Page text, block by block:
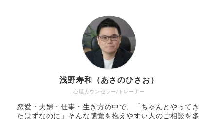
心理カウンセラー/トレーナー
浅野寿和（あさのひさお）
恋愛・夫婦・仕事・生き方の中で、「ちゃんとやってき
たはずなのに」そんな感覚を抱えやすい人のご相談を多